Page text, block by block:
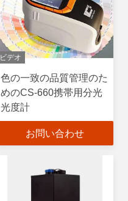
ビデオ
色の一致の品質管理のた
めのCS-660携帯用分光
光度計
お問い合わせ